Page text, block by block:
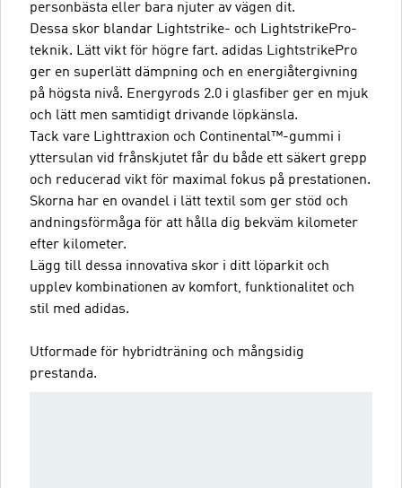
personbästa eller bara njuter av vägen dit.
Dessa skor blandar Lightstrike- och LightstrikePro-
teknik. Lätt vikt för högre fart. adidas LightstrikePro
ger en superlätt dämpning och en energiåtergivning
på högsta nivå. Energyrods 2.0 i glasfiber ger en mjuk
och lätt men samtidigt drivande löpkänsla.
Tack vare Lighttraxion och Continental™-gummi i
yttersulan vid frånskjutet får du både ett säkert grepp
och reducerad vikt för maximal fokus på prestationen.
Skorna har en ovandel i lätt textil som ger stöd och
andningsförmåga för att hålla dig bekväm kilometer
efter kilometer.
Lägg till dessa innovativa skor i ditt löparkit och
upplev kombinationen av komfort, funktionalitet och
stil med adidas.
Utformade för hybridträning och mångsidig
prestanda.